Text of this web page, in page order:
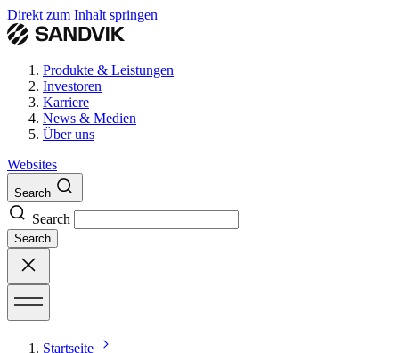
Direkt zum Inhalt springen
Produkte & Leistungen
Investoren
Karriere
News & Medien
Über uns
Websites
Search
Search
Search
Startseite